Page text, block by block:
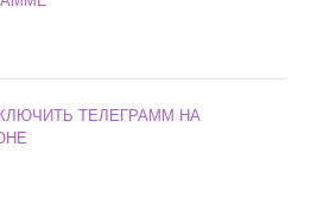
ТЕЛЕГРАММ НА